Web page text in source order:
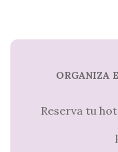
ORGANIZA
Reserva tu